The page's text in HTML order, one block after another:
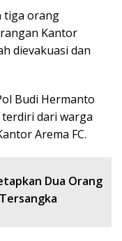
tiga orang
Kantor
dievakuasi dan
Budi Hermanto
dari warga
Arema FC.
Dua Orang